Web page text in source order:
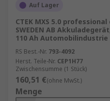
Auf Lager
CTEK MXS 5.0
SWEDEN AB
110 Ah Automobilindustrie
RS Best.-Nr. 793-4092
Herst. Teile-Nr. CEP1H77
Zwischensumme (1 Stück)
160,51 €(ohne MwSt.)
Menge